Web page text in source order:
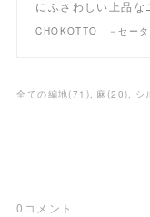
にふさわしい上品な
CHOKOTTO －セータ
全ての編地(71 ) 麻 (20) シ
0 コメント